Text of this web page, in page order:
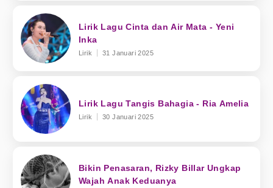
Lirik Lagu Cinta dan Air Mata - Yeni
Inka
Lirik 31 Januari 2025
Lirik Lagu Tangis Bahagia - Ria Amelia
Lirik 30 Januari 2025
Bikin Penasaran, Rizky Billar Ungkap
Wajah Anak Keduanya